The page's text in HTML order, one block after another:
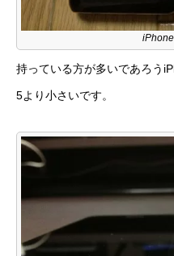
持っている方が多いであろう
5より小さいです。